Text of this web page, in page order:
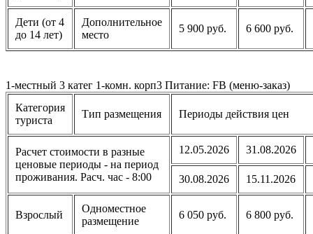
Дети (от 4
до 14 лет)
Дополнительное
место
5 900 руб. 6 600 руб.
1-местный 3 катег 1-комн. корп3 Питание: FB (меню-заказ)
Категория
туриста
Тип размещения Периоды действия цен
Расчет стоимости в разные
ценовые периоды - на период
проживания. Расч. час - 8:00
12.05.2026 31.08.2026
30.08.2026 15.11.2026
Взрослый
Одноместное
размещение
6 050 руб. 6 800 руб.